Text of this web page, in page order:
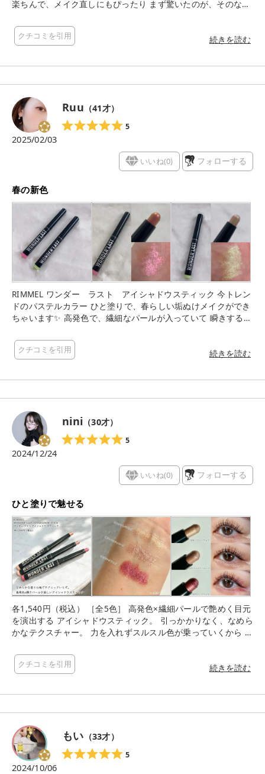
楽ちんで、メイク直しにもぴったり まず驚いたのが、そのなめ
もきれいに色が乗るのが嬉しいポイント テクスチャーが柔らか
くて、塗布した直後は指でぼかしやすいので、自然なグラデー
て、時間が経ってもヨレにくいのがすごいなと思いました 007
カラーで、まさに主役級の華やかさ 見た目は赤み寄りで結構濃
いビビッドピンクに見えるのですが、実際まぶたにのせてみる
と意外と肌になじんでくれるんです 上まぶた全体に軽く塗って
指で広げてみると、ほどよい発色で派手すぎない印象に仕上が
りました さらに二重幅に重ね塗りすると、立体感が出て目元が
パッと明るくなる感じ パールのおかげで光が当たるたびにキラ
キラして、華やかな雰囲気になれるのがお気に入りです 涙袋に
使ってみてもすごく可愛い 下まぶたに細くライン状に塗って軽
える効果もありました ウォータープルーフ処方なので汗や水に
も強くて、メイクしたてのキラめきが長時間続きます 今回は単
体で使用してみましたが、いつものパウダーアイシャドウにプ
ラスしてもおしゃれになりそう ピンク好きにはたまらない可愛
さで、特にピンクメイクが好きな人や、ちょっと気分を上げた
い日にぴったりです
クチコミを引用 続きを読む
Ruu （41 才）
5
2025/02/03
いいね(0) フォローする
春の新色
RIMMEL ワンダー ラスト アイシャドウスティック 今トレン
ドのパステルカラー ひと塗りで、春らしい垢ぬけメイクができ
ちゃいます✨ 高発色で、繊細なパールが入っていて 瞬きするた
いつものメイクに➕しても可愛いです✨ 006.マーメイドブラッ
シュ 魅惑のマーメイドピンク 008.ギャラクティックグリーン P
クチコミを引用 続きを読む
nini （30才）
5
2024/12/24
いいね(0) フォローする
ひと塗りで魅せる
各1,540円（税込） ［全5色］ 高発色×繊細パールで艶めく目元
を演出する アイシャドウスティック。 引っかかりなく、なめら
かなテクスチャー。 力を入れずスルスル色が乗っていくから す
ジュカラーで ２色とも涙袋にぴったり。 ベースとして広げても
かわいい万能カラー💕 007ピンクフィズは主役級の カシスピン
引いてもかわいいよ ぼかしてもよし、重ねてもよし、 そのまま
も◎ #PR #RIMMEL #ワンダーラストアイシャドウスティック #
リンメルロンドナー
クチコミを引用 続きを読む
もい （33才）
5
2024/10/06